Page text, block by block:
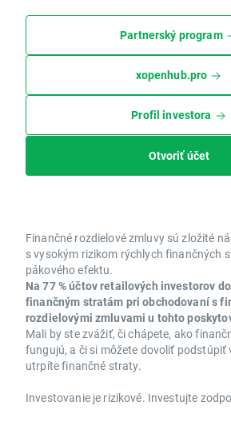
Partnerský program
xopenhub.pro
Profil investora
Otvoriť účet
Finančné rozdielové zmluvy sú zložité
s vysokým rizikom rýchlych finančných
pákového efektu.
Na 77 % účtov retailových investorov
finančným stratám pri obchodovaní s
rozdielovými zmluvami u tohto
Mali by ste zvážiť, či chápete, ako
fungujú, a či si môžete dovoliť podstúpiť
utrpíte finančné straty.
Investovanie je rizikové. Investujte